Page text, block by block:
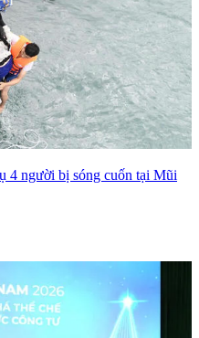
4 người bị sóng cuốn tại Mũi